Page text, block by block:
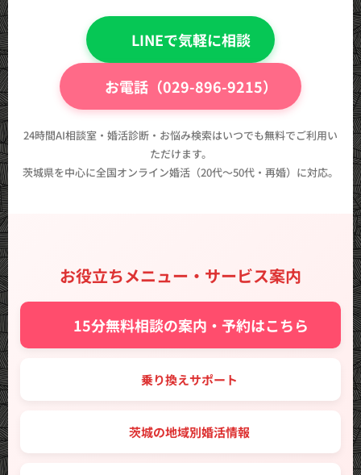
💬 LINEで気軽に相談
📞 お電話（029-896-9215）
24時間AI相談室・婚活診断・お悩み検索はいつでも無料でご利用い
ただけます。
茨城県を中心に全国オンライン婚活（20代〜50代・再婚）に対応。
お役立ちメニュー・サービス案内
✨ 15分無料相談の案内・予約はこちら
🔑 乗り換えサポート
🗾 茨城の地域別婚活情報